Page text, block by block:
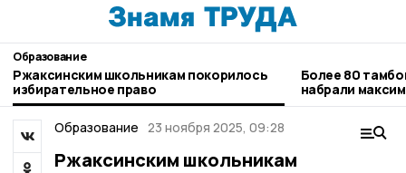
Образование
Ржаксинским школьникам покорилось
избирательное право
Более 80
набрали
Образование 23 ноября 2025, 09:28
Ржаксинским школьникам